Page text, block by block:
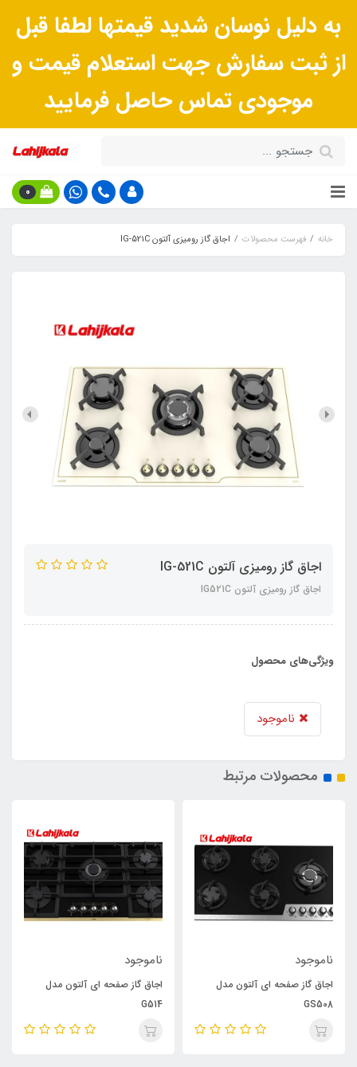
به دلیل نوسان شدید قیمتها لطفا قبل
از ثبت سفارش جهت استعلام قیمت و
موجودی تماس حاصل فرمایید
0
خانه فهرست محصولات اجاق گاز رومیزی آلتون IG-521C
اجاق گاز رومیزی آلتون IG-521C
اجاق گاز رومیزی آلتون IG521C
ویژگی‌های محصول
ناموجود
محصولات مرتبط
ناموجود
اجاق گاز صفحه ای آلتون مدل
GS508
ناموجود
اجاق گاز صفحه ای آلتون مدل
G514